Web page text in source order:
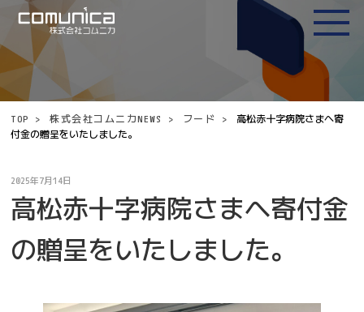
TOP > 株式会社コムニカNEWS > フード >
高松赤十字病院さまへ寄
付金の贈呈をいたしました。
2025年7月14日
高松赤十字病院さまへ寄付金
の贈呈をいたしました。